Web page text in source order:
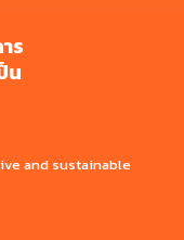
ร
น
and sustainable